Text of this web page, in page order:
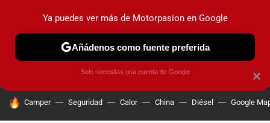
PRUEBAS COCHES ELÉCTRICOS OBSERVATORIO
HOY SE HABLA DE
Camper Seguridad Calor China Diésel Google
×
Ya puedes ver más de Motorpasion en Google
Añádenos como fuente preferida
Solo necesitas una cuenta de Google